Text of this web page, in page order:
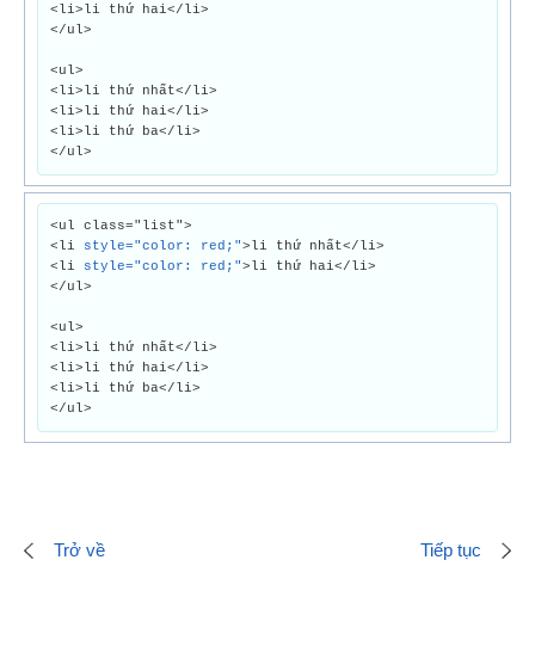
<li>li thứ hai</li>
</ul>
<ul>
<li>li thứ nhất</li>
<li>li thứ hai</li>
<li>li thứ ba</li>
</ul>
<ul class="list">
<li style="color: red;">li thứ nhất</li>
<li style="color: red;">li thứ hai</li>
</ul>
<ul>
<li>li thứ nhất</li>
<li>li thứ hai</li>
<li>li thứ ba</li>
</ul>
Trở về Tiếp tục